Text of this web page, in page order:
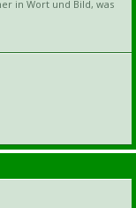
in Wort und Bild, was